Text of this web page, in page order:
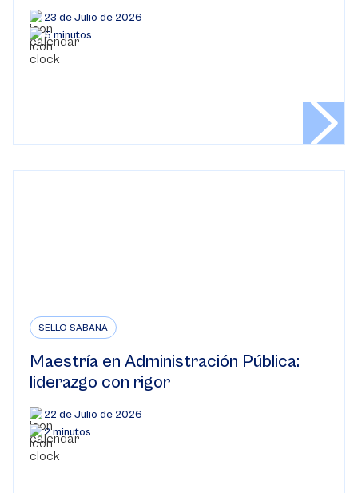
23 de Julio de 2026
5 minutos
SELLO SABANA
Maestría en Administración Pública:
liderazgo con rigor
22 de Julio de 2026
2 minutos